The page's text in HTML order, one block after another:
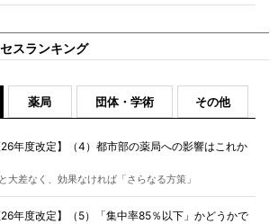
スランキング
薬局 団体・学術 その他
26年度改定】（4）都市部の薬局への影響はこれか
大差なく、効果なければ「さらなる方策」
26年度改定】（5）「集中率85％以下」かどうかで